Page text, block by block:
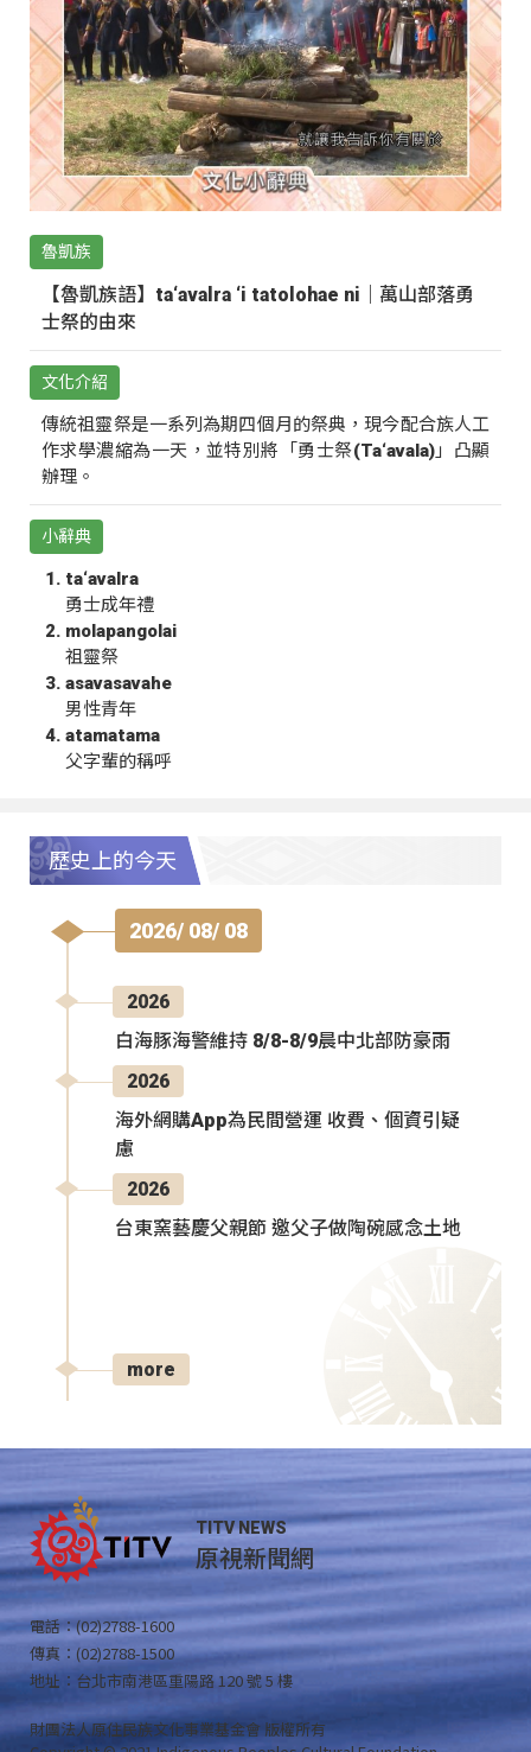
魯凱族
【魯凱族語】ta‘avalra ‘i tatolohae ni｜萬山部落勇
士祭的由來
文化介紹
傳統祖靈祭是一系列為期四個月的祭典，現今配合族人工
作求學濃縮為一天，並特別將「勇士祭(Ta‘avala)」凸顯
辦理。
小辭典
ta‘avalra
勇士成年禮
molapangolai
祖靈祭
asavasavahe
男性青年
atamatama
父字輩的稱呼
歷史上的今天
2026/ 08/ 08
2026
白海豚海警維持 8/8-8/9晨中北部防豪雨
2026
海外網購App為民間營運 收費、個資引疑
慮
2026
台東窯藝慶父親節 邀父子做陶碗感念土地
more
TITV NEWS
原視新聞網
電話：(02)2788-1600
傳真：(02)2788-1500
地址：台北市南港區重陽路 120 號 5 樓
財團法人原住民族文化事業基金會 版權所有